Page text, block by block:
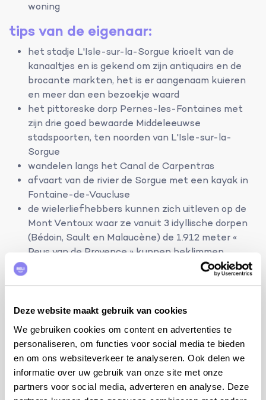
Deze website maakt gebruik van cookies
We gebruiken cookies om content en advertenties te
personaliseren, om functies voor social media te bieden
en om ons websiteverkeer te analyseren. Ook delen we
informatie over uw gebruik van onze site met onze
partners voor social media, adverteren en analyse. Deze
woning
tips van de eigenaar:
het stadje L'Isle-sur-la-Sorgue krioelt van de
kanaaltjes en is gekend om zijn antiquairs en de
brocante markten, het is er aangenaam kuieren
en meer dan een bezoekje waard
het pittoreske dorp Pernes-les-Fontaines met
zijn drie goed bewaarde Middeleeuwse
stadspoorten, ten noorden van L'Isle-sur-la-
Sorgue
wandelen langs het Canal de Carpentras
afvaart van de rivier de Sorgue met een kayak in
Fontaine-de-Vaucluse
de wielerliefhebbers kunnen zich uitleven op de
Mont Ventoux waar ze vanuit 3 idyllische dorpen
(Bédoin, Sault en Malaucène) de 1.912 meter «
Reus van de Provence » kunnen beklimmen
echte Belgische frieten bij « Friterie Fritkot » en
alle Belgische bieren bij « La Centrale des Bières »,
eigenaars
recreatiecentrum « Le Lac de Monteux » en het
waterpretpark « Wave Island » in Monteux
het pretpark « Parc Spirou Provence »
(Robbedoes) in Monteux en het pretpak
« Amazonia » in Roquemaure
de Romaanse stad Avignon met het Festival van